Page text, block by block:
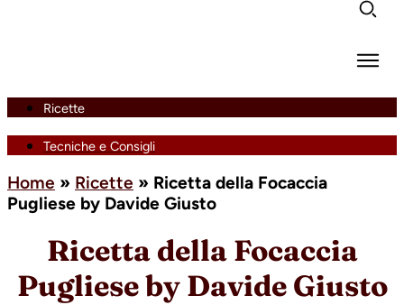
Ricette
Tecniche e Consigli
Home » Ricette » Ricetta della Focaccia
Pugliese by Davide Giusto
Ricetta della Focaccia
Pugliese by Davide Giusto